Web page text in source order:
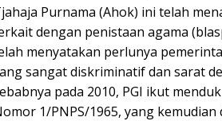
Purnama (Ahok) ini telah
dengan penistaan agama
menyatakan perlunya
sangat diskriminatif dan sarat
pada 2010, PGI ikut
1/PNPS/1965, yang kemudian